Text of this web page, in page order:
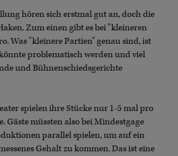
hören sich erstmal gut an, doch die
Zum einen gibt es bei "kleineren
Was "kleinere Partien" genau sind, ist
problematisch werden und viel
und Bühnenschiedsgerichte
spielen ihre Stücke nur 1-5 mal pro
Gäste müssten also bei Mindestgage
parallel spielen, um auf ein
Gehalt zu kommen. Das ist eine